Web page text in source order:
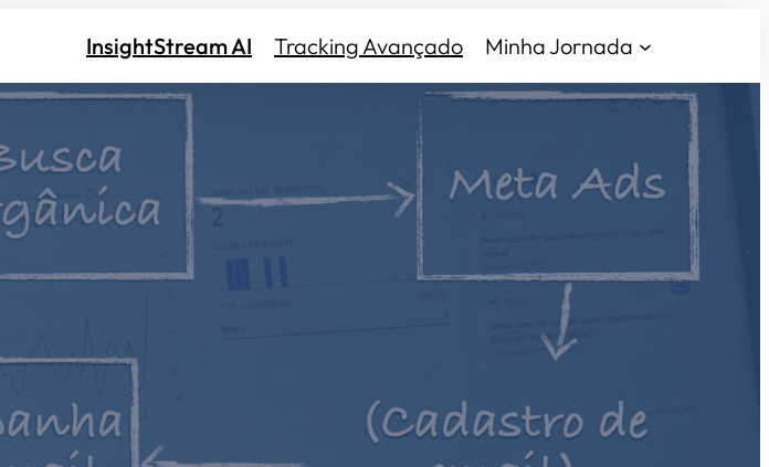
InsightStream AI Tracking Avançado Minha Jornada